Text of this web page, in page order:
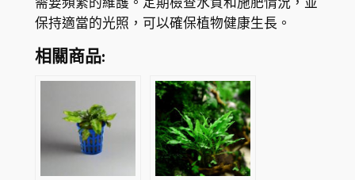
保持適當的光照，可以確保植物健康生長。
相關商品: